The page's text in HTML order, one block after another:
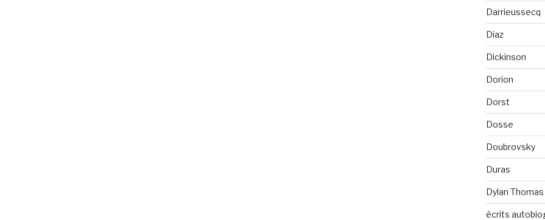
Darrieussecq
Diaz
Dickinson
Dorion
Dorst
Dosse
Doubrovsky
Duras
Dylan Thomas
écrits